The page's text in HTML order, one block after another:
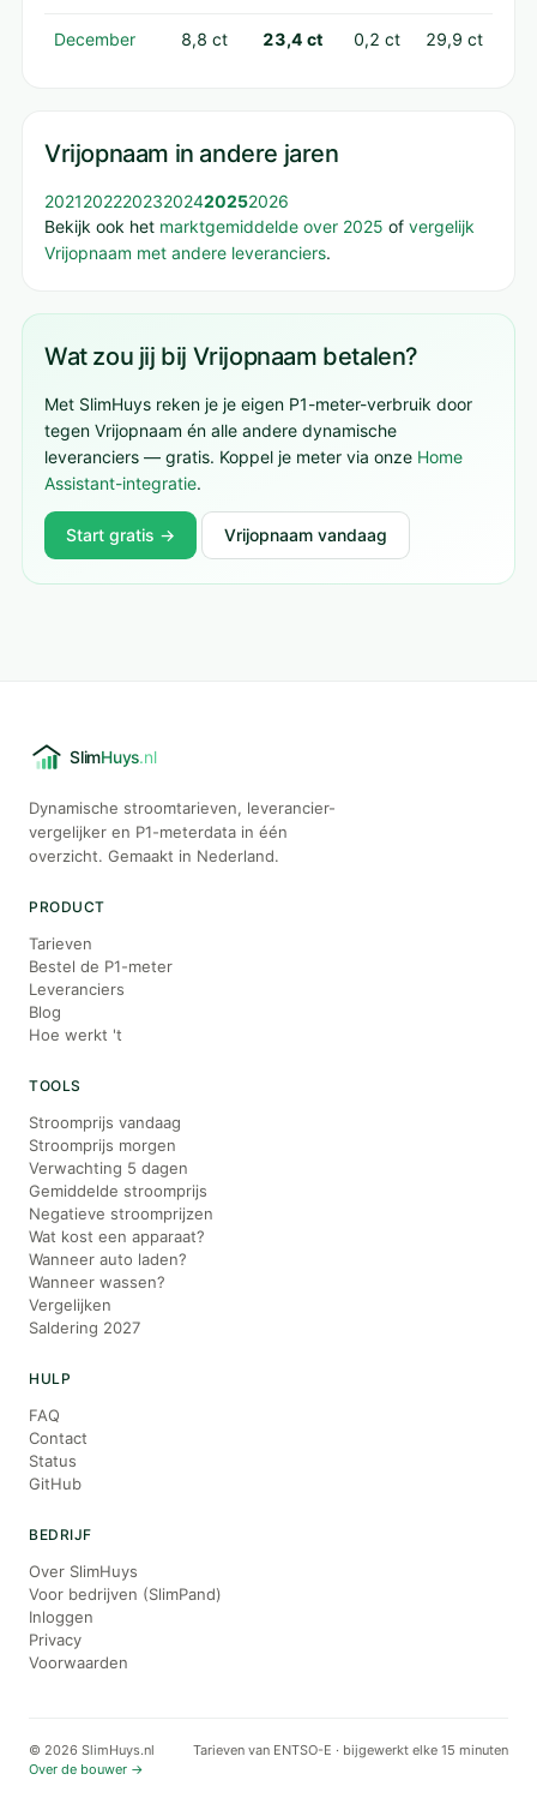
December 8,8 ct 23,4 ct 0,2 ct 29,9 ct
Vrijopnaam in andere jaren
202120222023202420252026
Bekijk ook het marktgemiddelde over 2025 of vergelijk
Vrijopnaam met andere leveranciers.
Wat zou jij bij Vrijopnaam betalen?
Met SlimHuys reken je je eigen P1-meter-verbruik door
tegen Vrijopnaam én alle andere dynamische
leveranciers — gratis. Koppel je meter via onze Home
Assistant-integratie.
Start gratis → Vrijopnaam vandaag
Dynamische stroomtarieven, leverancier-
vergelijker en P1-meterdata in één
overzicht. Gemaakt in Nederland.
PRODUCT
Tarieven
Bestel de P1-meter
Leveranciers
Blog
Hoe werkt 't
TOOLS
Stroomprijs vandaag
Stroomprijs morgen
Verwachting 5 dagen
Gemiddelde stroomprijs
Negatieve stroomprijzen
Wat kost een apparaat?
Wanneer auto laden?
Wanneer wassen?
Vergelijken
Saldering 2027
HULP
FAQ
Contact
Status
GitHub
BEDRIJF
Over SlimHuys
Voor bedrijven (SlimPand)
Inloggen
Privacy
Voorwaarden
© 2026 SlimHuys.nl
Tarieven van ENTSO-E · bijgewerkt elke 15 minuten
Over de bouwer →